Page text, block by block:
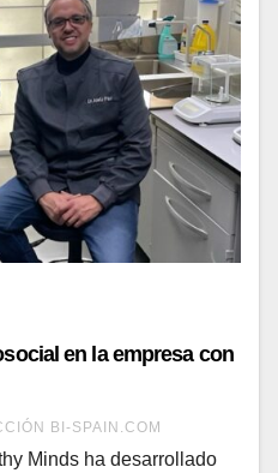
en la empresa con
BI-SPAIN.COM
Minds ha desarrollado